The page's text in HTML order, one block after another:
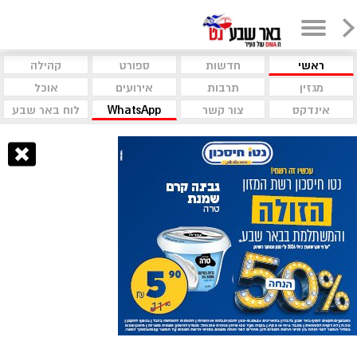
ראשי חדשות ספורט
קהילה
מגזין
תרבות אירועים
אוכל
אינדקס
צור קשר WhatsApp לוח באר שבע